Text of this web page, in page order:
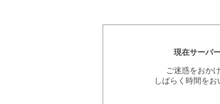
現在サーバ
ご迷惑をおか
しばらく時間を